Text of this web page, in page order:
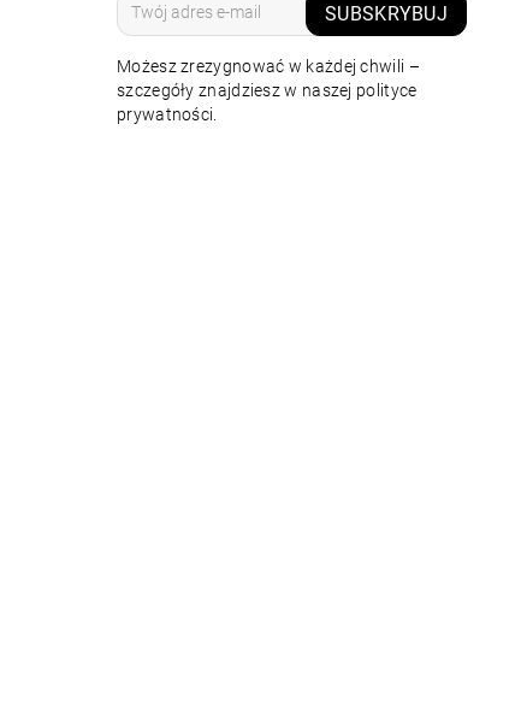
SUBSKRYBUJ
Możesz zrezygnować w każdej chwili –
szczegóły znajdziesz w naszej polityce
prywatności.